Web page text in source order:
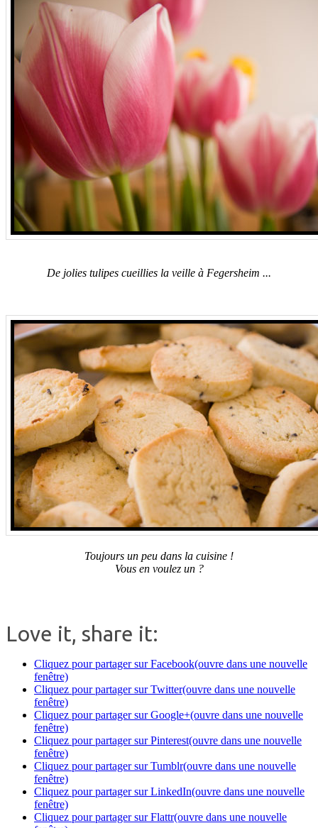
De jolies tulipes cueillies la veille à Fegersheim ...
Toujours un peu dans la cuisine !
Vous en voulez un ?
Love it, share it:
Cliquez pour partager sur Facebook(ouvre dans une nouvelle
fenêtre)
Cliquez pour partager sur Twitter(ouvre dans une nouvelle
fenêtre)
Cliquez pour partager sur Google+(ouvre dans une nouvelle
fenêtre)
Cliquez pour partager sur Pinterest(ouvre dans une nouvelle
fenêtre)
Cliquez pour partager sur Tumblr(ouvre dans une nouvelle
fenêtre)
Cliquez pour partager sur LinkedIn(ouvre dans une nouvelle
fenêtre)
Cliquez pour partager sur Flattr(ouvre dans une nouvelle